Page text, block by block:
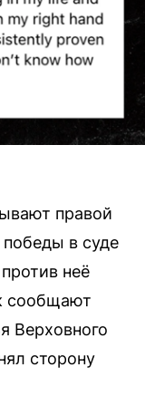
правой
в суде
неё
сообщают
Верховного
сторону